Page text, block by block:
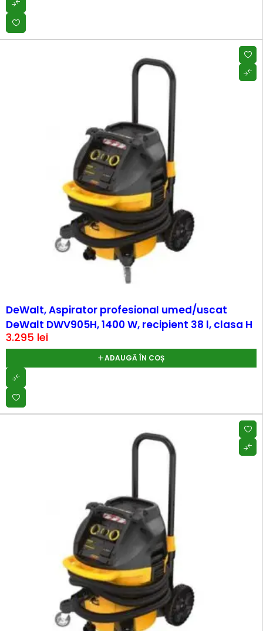
DeWalt, Aspirator profesional umed/uscat
DeWalt DWV905H, 1400 W, recipient 38 l, clasa H
3.295 lei
ADAUGĂ ÎN COȘ